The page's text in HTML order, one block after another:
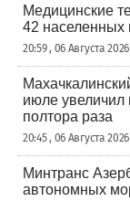
Медицинские
42 населенных
20:59 , 06 Августа
июле увеличил
полтора раза
20:45 , 06 Августа
Минтранс
автономных